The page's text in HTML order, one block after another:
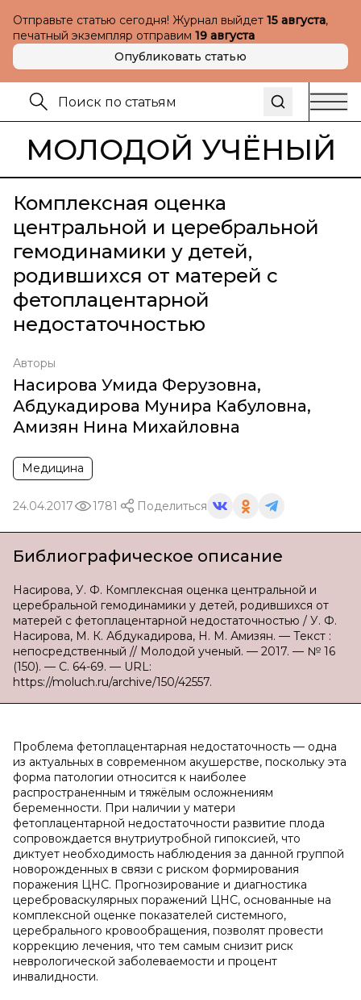
Отправьте статью сегодня! Журнал выйдет 15 августа,
печатный экземпляр отправим 19 августа
Опубликовать статью
МОЛОДОЙ УЧЁНЫЙ
Комплексная оценка
центральной и церебральной
гемодинамики у детей,
родившихся от матерей с
фетоплацентарной
недостаточностью
Авторы
Насирова Умида Ферузовна,
Абдукадирова Мунира Кабуловна,
Амизян Нина Михайловна
Медицина
24.04.2017 1781 Поделиться
Библиографическое описание
Насирова, У. Ф. Комплексная оценка центральной и
церебральной гемодинамики у детей, родившихся от
матерей с фетоплацентарной недостаточностью / У. Ф.
Насирова, М. К. Абдукадирова, Н. М. Амизян. — Текст :
непосредственный // Молодой ученый. — 2017. — № 16
(150). — С. 64-69. — URL:
https://moluch.ru/archive/150/42557.
Проблема фетоплацентарная недостаточность — одна
из актуальных в современном акушерстве, поскольку эта
форма патологии относится к наиболее
распространенным и тяжёлым осложнениям
беременности. При наличии у матери
фетоплацентарной недостаточности развитие плода
сопровождается внутриутробной гипоксией, что
диктует необходимость наблюдения за данной группой
новорожденных в связи с риском формирования
поражения ЦНС. Прогнозирование и диагностика
цереброваскулярных поражений ЦНС, основанные на
комплексной оценке показателей системного,
церебрального кровообращения, позволят провести
коррекцию лечения, что тем самым снизит риск
неврологической заболеваемости и процент
инвалидности.